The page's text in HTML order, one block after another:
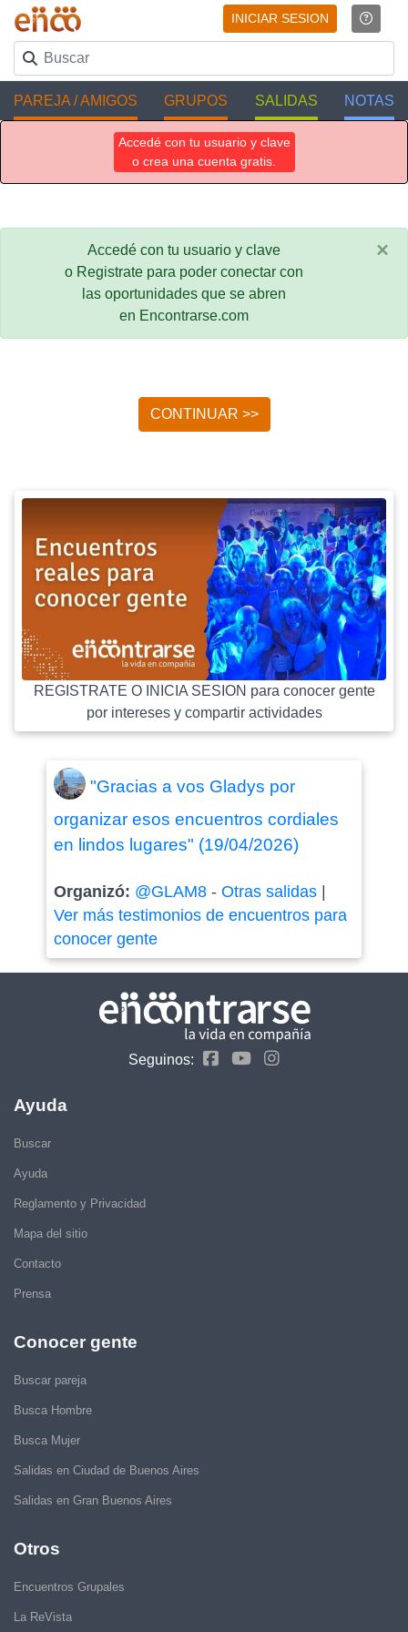
INICIAR SESION
PAREJA / AMIGOS GRUPOS SALIDAS NOTAS
Accedé con tu usuario y clave
o crea una cuenta gratis.
Accedé con tu usuario y clave
o Registrate para poder conectar con
las oportunidades que se abren
en Encontrarse.com
×
CONTINUAR >>
REGISTRATE O INICIA SESION para conocer gente
por intereses y compartir actividades
"Gracias a vos Gladys por
organizar esos encuentros cordiales
en lindos lugares" (19/04/2026)
Organizó: @GLAM8- Otras salidas|
Ver más testimonios de encuentros para
conocer gente
Seguinos:
Ayuda
Buscar
Ayuda
Reglamento y Privacidad
Mapa del sitio
Contacto
Prensa
Conocer gente
Buscar pareja
Busca Hombre
Busca Mujer
Salidas en Ciudad de Buenos Aires
Salidas en Gran Buenos Aires
Otros
Encuentros Grupales
La ReVista